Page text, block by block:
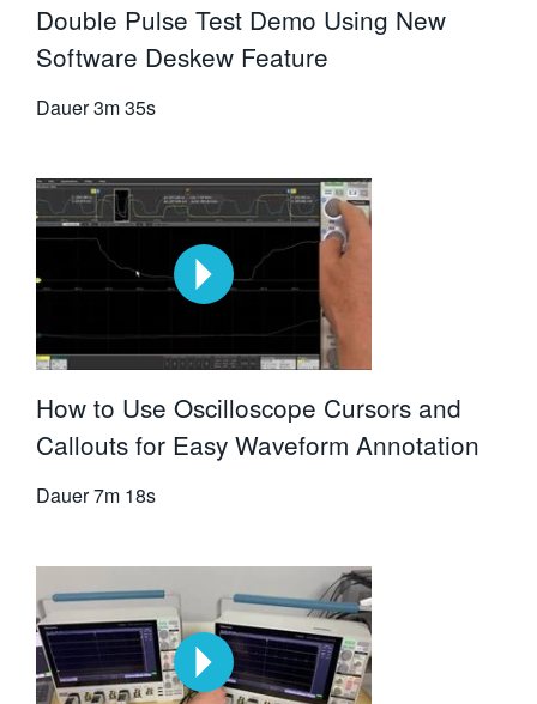
Double Pulse Test Demo Using New
Software Deskew Feature
Dauer3m 35s
How to Use Oscilloscope Cursors and
Callouts for Easy Waveform Annotation
Dauer7m 18s